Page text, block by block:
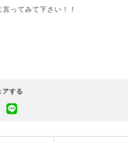
ってみて下さい！！
アする
Facebook